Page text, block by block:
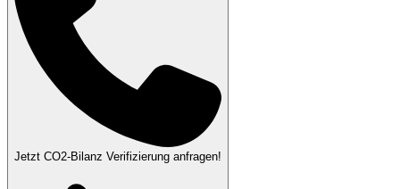
Jetzt CO2-Bilanz Verifizierung anfragen!